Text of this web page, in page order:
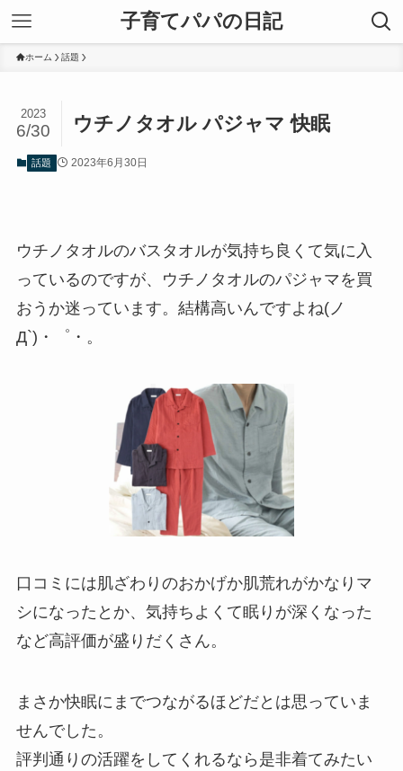
子育てパパの日記
ホーム 話題
ウチノタオル パジャマ 快眠
2023
6/30
話題 2023年6月30日
ウチノタオルのバスタオルが気持ち良くて気に入
っているのですが、ウチノタオルのパジャマを買
おうか迷っています。結構高いんですよね(ノ
Д`)・゜・。
口コミには肌ざわりのおかげか肌荒れがかなりマ
シになったとか、気持ちよくて眠りが深くなった
など高評価が盛りだくさん。
まさか快眠にまでつながるほどだとは思っていま
せんでした。
評判通りの活躍をしてくれるなら是非着てみたい